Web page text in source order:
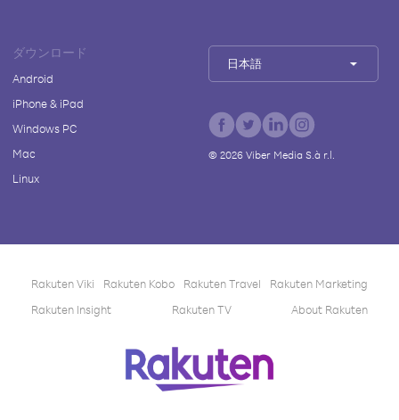
ダウンロード
Android
iPhone & iPad
Windows PC
Mac
Linux
日本語
© 2026Viber Media S.à r.l.
Rakuten Viki Rakuten Kobo Rakuten Travel
Rakuten Marketing
Rakuten Insight
Rakuten TV About Rakuten